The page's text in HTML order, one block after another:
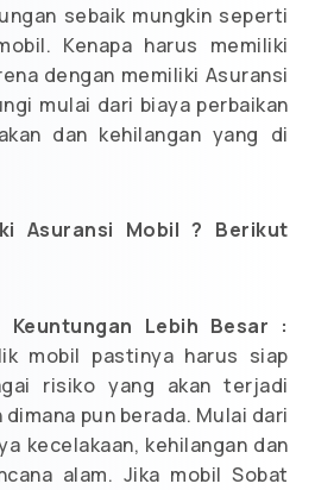
sebaik mungkin seperti
Kenapa harus memiliki
dengan memiliki Asuransi
mulai dari biaya perbaikan
dan kehilangan yang di
Asuransi Mobil ? Berikut
Keuntungan Lebih Besar :
mobil pastinya harus siap
risiko yang akan terjadi
dimana pun berada. Mulai dari
kecelakaan, kehilangan dan
alam. Jika mobil Sobat